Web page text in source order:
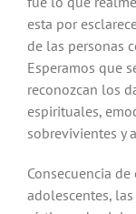
esta por
de las personas
Esperamos que
reconozcan los
espirituales,
sobrevivientes y
Consecuencia
adolescentes,